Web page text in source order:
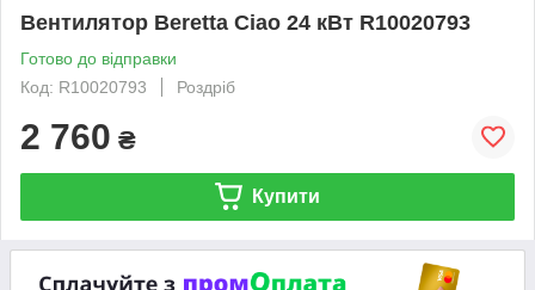
Вентилятор Beretta Ciao 24 кВт R10020793
Готово до відправки
Код: R10020793
Роздріб
2 760 ₴
Купити